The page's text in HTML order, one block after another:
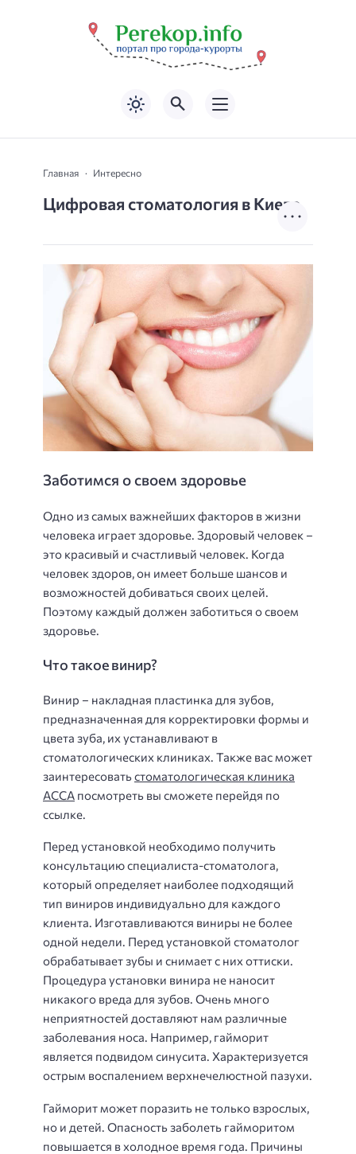
Главная Интересно
Цифровая стоматология в Киеве
Заботимся о своем здоровье
Одно из самых важнейших факторов в жизни
человека играет здоровье. Здоровый человек –
это красивый и счастливый человек. Когда
человек здоров, он имеет больше шансов и
возможностей добиваться своих целей.
Поэтому каждый должен заботиться о своем
здоровье.
Что такое винир?
Винир – накладная пластинка для зубов,
предназначенная для корректировки формы и
цвета зуба, их устанавливают в
стоматологических клиниках. Также вас может
заинтересоватьстоматологическая клиника
АССА посмотреть вы сможете перейдя по
ссылке.
Перед установкой необходимо получить
консультацию специалиста-стоматолога,
который определяет наиболее подходящий
тип виниров индивидуально для каждого
клиента. Изготавливаются виниры не более
одной недели. Перед установкой стоматолог
обрабатывает зубы и снимает с них оттиски.
Процедура установки винира не наносит
никакого вреда для зубов. Очень много
неприятностей доставляют нам различные
заболевания носа. Например, гайморит
является подвидом синусита. Характеризуется
острым воспалением верхнечелюстной пазухи.
Гайморит может поразить не только взрослых,
но и детей. Опасность заболеть гайморитом
повышается в холодное время года. Причины